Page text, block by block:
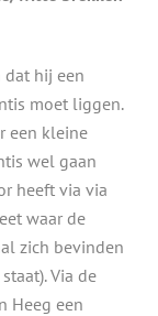
hij een
moet liggen.
een kleine
wel gaan
heeft via via
waar de
zich bevinden
Via de
Heeg een